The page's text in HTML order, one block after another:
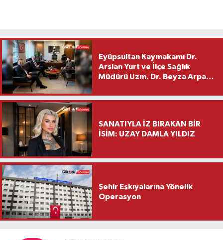
Eyüpsultan Kaymakamı Dr.
Arslan Yurt ve İlçe Sağlık
Müdürü Uzm. Dr. Beyza Arpacı
Ziyareti
SANATIYLA İZ BIRAKAN BİR
İSİM: UZAY DAMLA YILDIZ
Şehir Eşkıyalarına Yönelik
Operasyon